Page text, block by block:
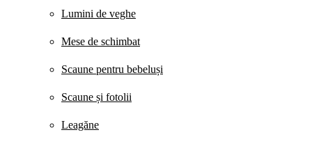
Lumini de veghe
Mese de schimbat
Scaune pentru bebeluși
Scaune și fotolii
Leagăne